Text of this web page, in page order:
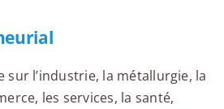
sur l’industrie, la métallurgie, la
les services, la santé,